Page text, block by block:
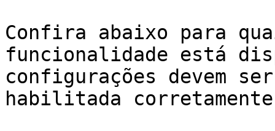
Confira abaixo para
funcionalidade está
configurações devem
habilitada